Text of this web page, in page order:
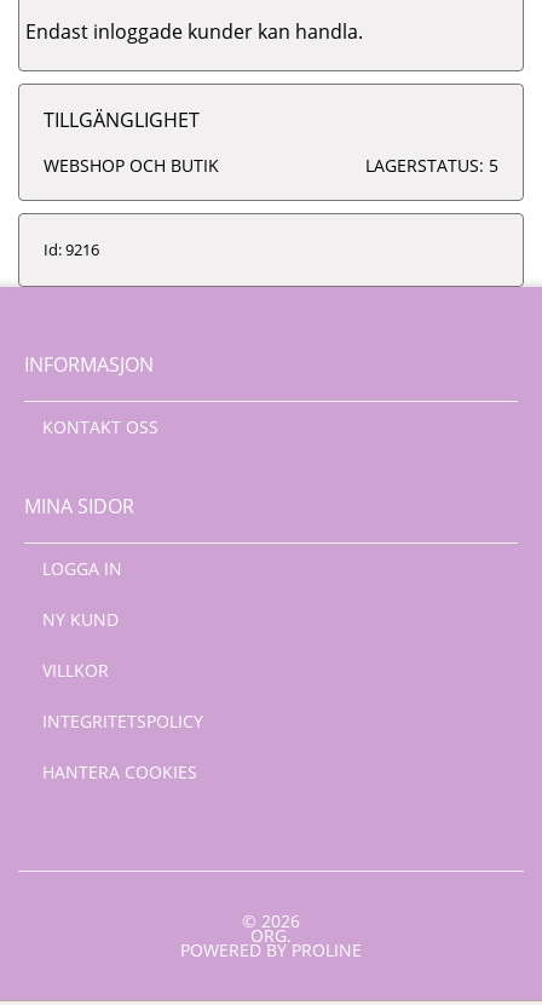
Endast inloggade kunder kan handla.
TILLGÄNGLIGHET
WEBSHOP OCH BUTIK LAGERSTATUS: 5
Id: 9216
INFORMASJON
KONTAKT OSS
MINA SIDOR
LOGGA IN
NY KUND
VILLKOR
INTEGRITETSPOLICY
HANTERA COOKIES
© 2026
ORG.
POWERED BY PROLINE